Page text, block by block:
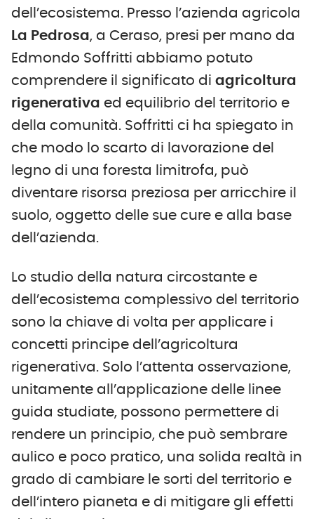
dell’ecosistema. Presso l’azienda agricola
La Pedrosa, a Ceraso, presi per mano da
Edmondo Soffritti abbiamo potuto
comprendere il significato di agricoltura
rigenerativa ed equilibrio del territorio e
della comunità. Soffritti ci ha spiegato in
che modo lo scarto di lavorazione del
legno di una foresta limitrofa, può
diventare risorsa preziosa per arricchire il
suolo, oggetto delle sue cure e alla base
dell’azienda.
Lo studio della natura circostante e
dell’ecosistema complessivo del territorio
sono la chiave di volta per applicare i
concetti principe dell’agricoltura
rigenerativa. Solo l’attenta osservazione,
unitamente all’applicazione delle linee
guida studiate, possono permettere di
rendere un principio, che può sembrare
aulico e poco pratico, una solida realtà in
grado di cambiare le sorti del territorio e
dell’intero pianeta e di mitigare gli effetti